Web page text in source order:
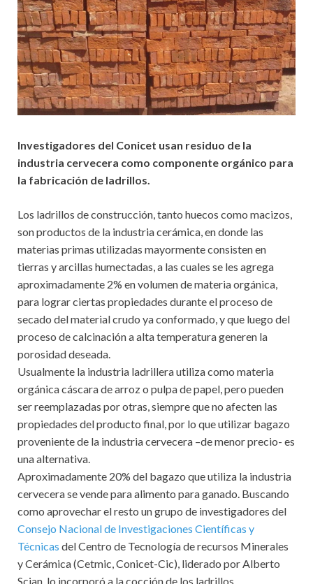
Investigadores del Conicet usan residuo de la
industria cervecera como componente orgánico para
la fabricación de ladrillos.
Los ladrillos de construcción, tanto huecos como macizos,
son productos de la industria cerámica, en donde las
materias primas utilizadas mayormente consisten en
tierras y arcillas humectadas, a las cuales se les agrega
aproximadamente 2% en volumen de materia orgánica,
para lograr ciertas propiedades durante el proceso de
secado del material crudo ya conformado, y que luego del
proceso de calcinación a alta temperatura generen la
porosidad deseada.
Usualmente la industria ladrillera utiliza como materia
orgánica cáscara de arroz o pulpa de papel, pero pueden
ser reemplazadas por otras, siempre que no afecten las
propiedades del producto final, por lo que utilizar bagazo
proveniente de la industria cervecera –de menor precio- es
una alternativa.
Aproximadamente 20% del bagazo que utiliza la industria
cervecera se vende para alimento para ganado. Buscando
como aprovechar el resto un grupo de investigadores del
Consejo Nacional de Investigaciones Científicas y
Técnicas del Centro de Tecnología de recursos Minerales
y Cerámica (Cetmic, Conicet-Cic), liderado por Alberto
Scian, lo incorporó a la cocción de los ladrillos.